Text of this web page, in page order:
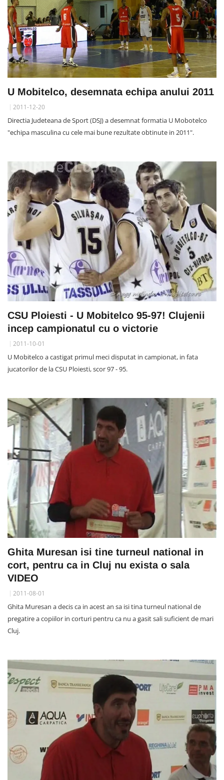
U Mobitelco, desemnata echipa anului 2011
2011-12-20
Directia Judeteana de Sport (DSJ) a desemnat formatia U Mobotelco
"echipa masculina cu cele mai bune rezultate obtinute in 2011".
CSU Ploiesti - U Mobitelco 95-97! Clujenii
incep campionatul cu o victorie
2011-10-01
U Mobitelco a castigat primul meci disputat in campionat, in fata
jucatorilor de la CSU Ploiesti, scor 97 - 95.
Ghita Muresan isi tine turneul national in
cort, pentru ca in Cluj nu exista o sala
VIDEO
2011-08-01
Ghita Muresan a decis ca in acest an sa isi tina turneul national de
pregatire a copiilor in corturi pentru ca nu a gasit sali suficient de mari
Cluj.